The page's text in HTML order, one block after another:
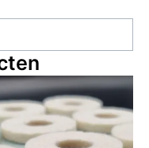
Dit